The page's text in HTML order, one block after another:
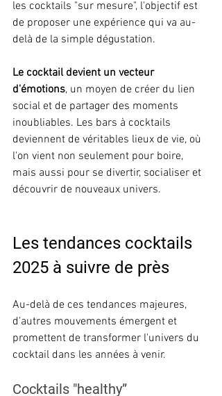
les cocktails "sur mesure", l'objectif est
de proposer une expérience qui va au-
delà de la simple dégustation.
Le cocktail devient un vecteur
d'émotions, un moyen de créer du lien
social et de partager des moments
inoubliables. Les bars à cocktails
deviennent de véritables lieux de vie, où
l'on vient non seulement pour boire,
mais aussi pour se divertir, socialiser et
découvrir de nouveaux univers.
Les tendances cocktails
2025 à suivre de près
Au-delà de ces tendances majeures,
d'autres mouvements émergent et
promettent de transformer l'univers du
cocktail dans les années à venir.
Cocktails "healthy”